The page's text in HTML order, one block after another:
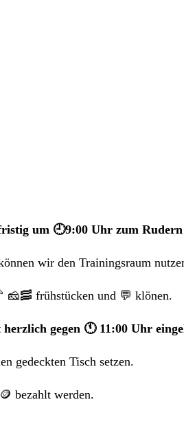
um 🕘9:00 Uhr zum
wir den Trainingsraum
🧀🥓 frühstücken und 💬 klönen.
gegen 🕚 11:00 Uhr
gedeckten Tisch setzen.
bezahlt werden.